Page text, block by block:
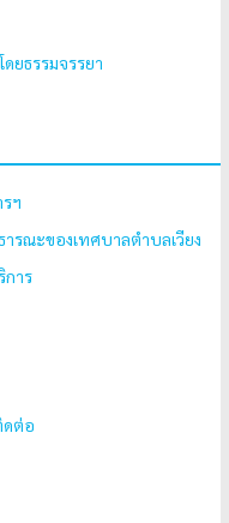
ยธรรมจรรยา
ฯ
รณะของเทศบาลตำบลเวียง
การ
ดต่อ